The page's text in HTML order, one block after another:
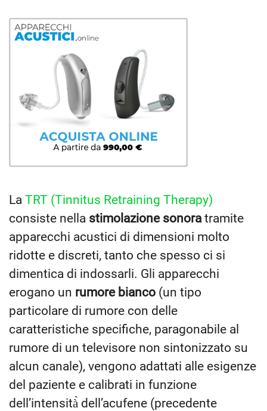
La TRT (Tinnitus Retraining Therapy)
consiste nella stimolazione sonora tramite
apparecchi acustici di dimensioni molto
ridotte e discreti, tanto che spesso ci si
dimentica di indossarli. Gli apparecchi
erogano un rumore bianco (un tipo
particolare di rumore con delle
caratteristiche specifiche, paragonabile al
rumore di un televisore non sintonizzato su
alcun canale), vengono adattati alle esigenze
del paziente e calibrati in funzione
dell’intensità̀ dell’acufene (precedente